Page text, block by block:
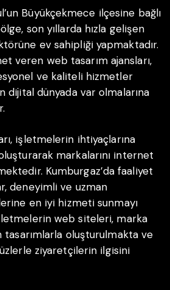
Büyükçekmece ilçesine bağlı
son yıllarda hızla gelişen
ev sahipliği yapmaktadır.
veren web tasarım ajansları,
ve kaliteli hizmetler
dijital dünyada var olmalarına
işletmelerin ihtiyaçlarına
markalarını internet
Kumburgaz’da faaliyet
deneyimli ve uzman
en iyi hizmeti sunmayı
web siteleri, marka
tasarımlarla oluşturulmakta ve
ziyaretçilerin ilgisini